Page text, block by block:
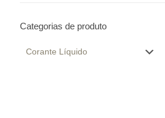
Categorias de produto